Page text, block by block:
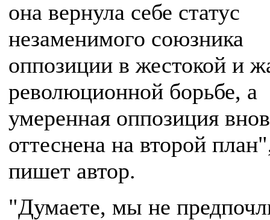
она вернула себе статус
незаменимого союзника
оппозиции в жестокой и
революционной борьбе, а
умеренная оппозиция
оттеснена на второй
пишет автор.
"Думаете, мы не